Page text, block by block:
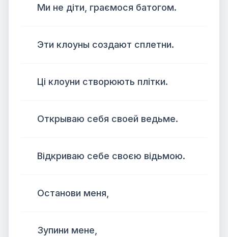
Ми не діти, граємося батогом.
Эти клоуны создают сплетни.
Ці клоуни створюють плітки.
Открываю себя своей ведьме.
Відкриваю себе своєю відьмою.
Останови меня,
Зупини мене,